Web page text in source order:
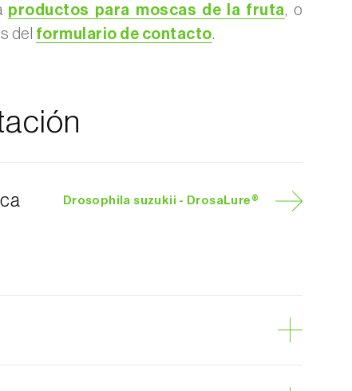
productos para moscas de la fruta, o
del formulario de contacto.
Drosophila suzukii - DrosaLure®